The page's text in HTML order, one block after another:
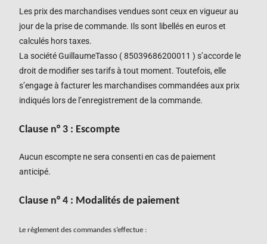
Les prix des marchandises vendues sont ceux en vigueur au
jour de la prise de commande. Ils sont libellés en euros et
calculés hors taxes.
La sociétéGuillaumeTasso (85039686200011 ) s’accorde le
droit de modifier ses tarifs à tout moment. Toutefois, elle
s’engage à facturer les marchandises commandées aux prix
indiqués lors de l’enregistrement de la commande.
Clause n°3 : Escompte
Aucun escompte ne sera consenti en cas de paiement
anticipé.
Clause n°4 : Modalités de paiement
Le règlement des commandes s’effectue :